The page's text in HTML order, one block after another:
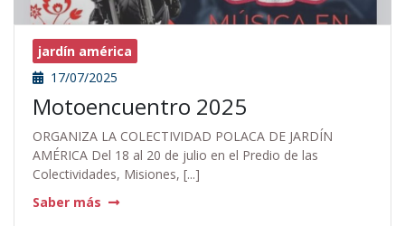
jardín américa
17/07/2025
Motoencuentro 2025
ORGANIZA LA COLECTIVIDAD POLACA DE JARDÍN
AMÉRICA Del 18 al 20 de julio en el Predio de las
Colectividades, Misiones, [...]
Saber más